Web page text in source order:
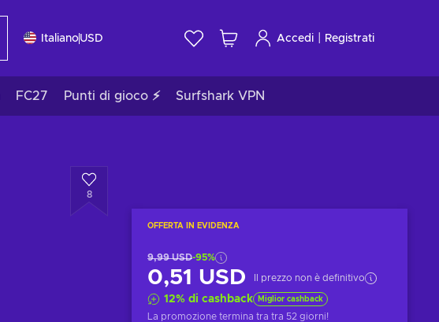
ItalianoUSD Accedi Registrati
FC27 Punti di gioco ⚡ Surfshark VPN
8
OFFERTA IN EVIDENZA
9,99 USD-95%
0,51 USD Il prezzo non è definitivo
12% di cashback Miglior cashback
La promozione termina tra tra 52 giorni!